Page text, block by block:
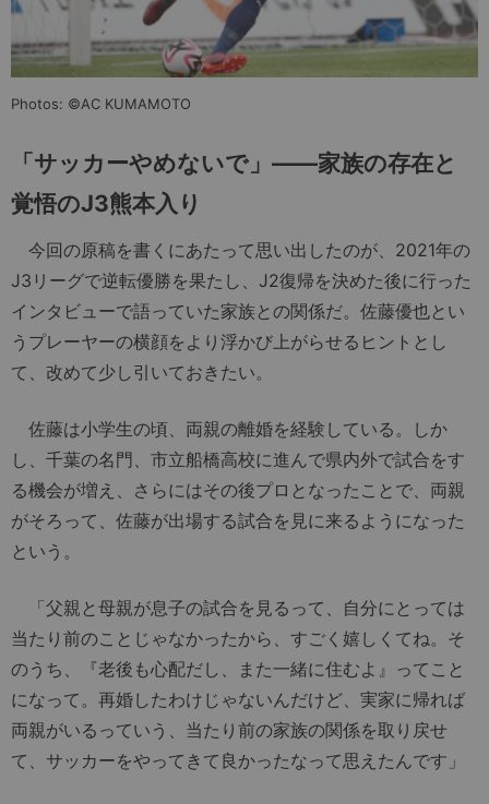
Photos: ©AC KUMAMOTO
「サッカーやめないで」 ――家族の存在と
覚悟のJ3熊本入り
今回の原稿を書くにあたって思い出したのが、2021年の
J3リーグで逆転優勝を果たし、J2復帰を決めた後に行った
インタビューで語っていた家族との関係だ。佐藤優也とい
うプレーヤーの横顔をより浮かび上がらせるヒントとし
て、改めて少し引いておきたい。
佐藤は小学生の頃、両親の離婚を経験している。しか
し、千葉の名門、市立船橋高校に進んで県内外で試合をす
る機会が増え、さらにはその後プロとなったことで、両親
がそろって、佐藤が出場する試合を見に来るようになった
という。
「父親と母親が息子の試合を見るって、自分にとっては
当たり前のことじゃなかったから、すごく嬉しくてね。そ
のうち、『老後も心配だし、また一緒に住むよ』ってこと
になって。再婚したわけじゃないんだけど、実家に帰れば
両親がいるっていう、当たり前の家族の関係を取り戻せ
て、サッカーをやってきて良かったなって思えたんです」